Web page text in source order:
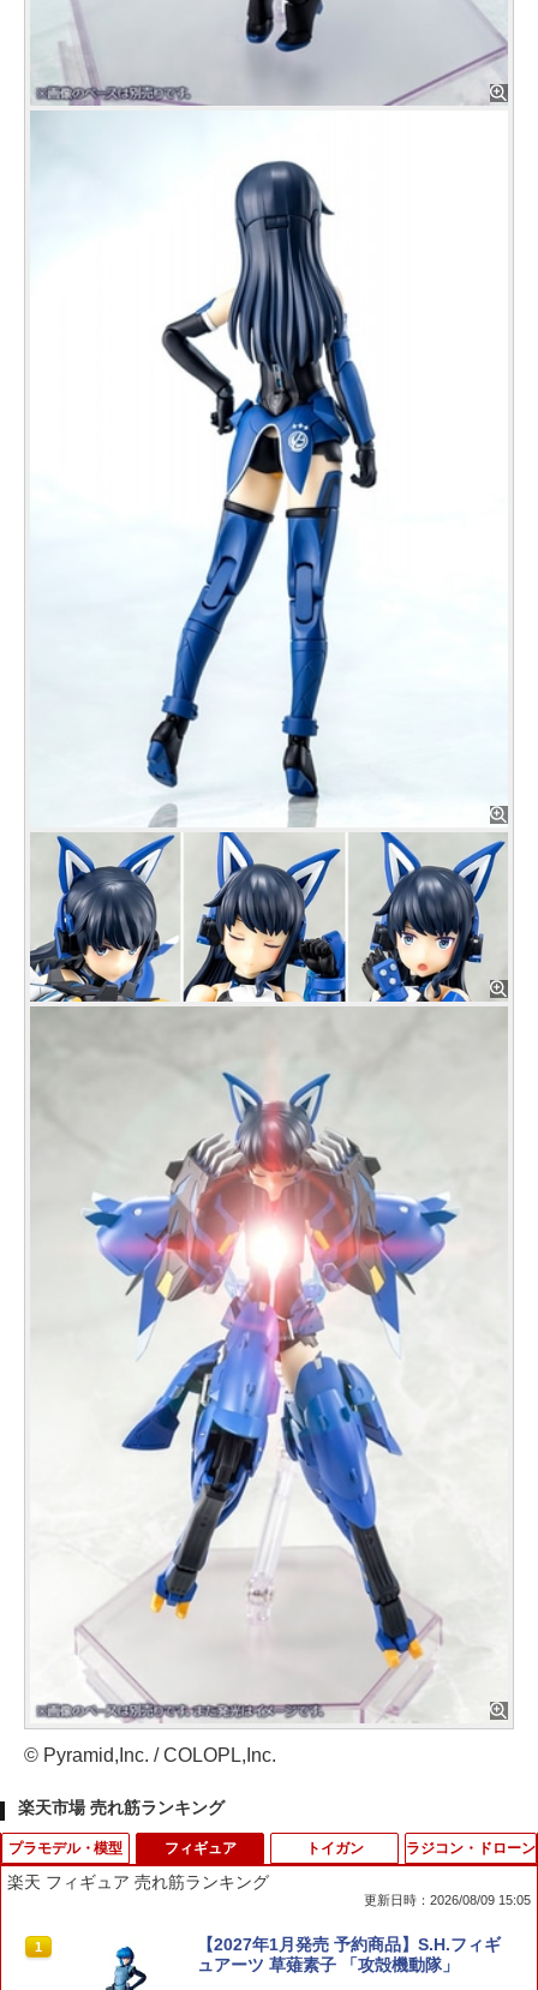
© Pyramid,Inc. / COLOPL,Inc.
楽天市場 売れ筋ランキング
プラモデル・模型
1
【最大1,000円OFFクーポン11日1:59
迄】【中古】 バンダイ 機動戦士ガンダ
フィギュア
楽天 フィギュア 売れ筋ランキング
更新日時：2026/08/09 15:05
1
【2027年1月発売 予約商品】S.H.フィギ
ュアーツ 草薙素子 「攻殻機動隊」
トイガン ラジコン・ドローン